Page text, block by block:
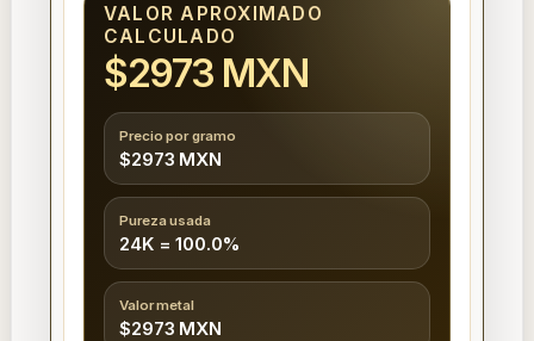
VALOR APROXIMADO
CALCULADO
$2973 MXN
Precio por gramo
$2973 MXN
Pureza usada
24K = 100.0%
Valor metal
$2973 MXN